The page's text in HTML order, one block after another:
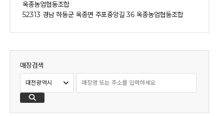
옥종농업협동조합
52313 경남 하동군 옥종면 주포중앙길 36 옥종농업협동조합
매장검색